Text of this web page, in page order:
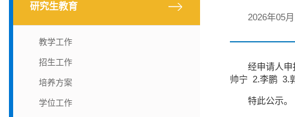
研究生教育
教学工作
招生工作
培养方案
学位工作
2026年05
经申请人
帅宁 2.李鹏 3.
特此公示。